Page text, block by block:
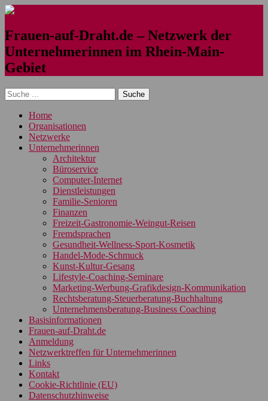
Frauen-auf-Draht.de – Netzwerk der
Unternehmerinnen im Rhein-Main-
Gebiet
Home
Organisationen
Netzwerke
Unternehmerinnen
Architektur
Büroservice
Computer-Internet
Dienstleistungen
Familie-Senioren
Finanzen
Freizeit-Gastronomie-Weingut-Reisen
Fremdsprachen
Gesundheit-Wellness-Sport-Kosmetik
Handel-Mode-Schmuck
Kunst-Kultur-Gesang
Lifestyle-Coaching-Seminare
Marketing-Werbung-Grafikdesign-Kommunikation
Rechtsberatung-Steuerberatung-Buchhaltung
Unternehmensberatung-Business Coaching
Basisinformationen
Frauen-auf-Draht.de
Anmeldung
Netzwerktreffen für Unternehmerinnen
Links
Kontakt
Cookie-Richtlinie (EU)
Datenschutzhinweise